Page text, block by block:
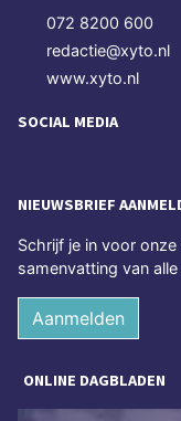
072 8200 600
redactie@xyto.nl
www.xyto.nl
SOCIAL MEDIA
NIEUWSBRIEF
Schrijf je in voor
samenvatting van
Aanmelden
ONLINE DAGBLADEN